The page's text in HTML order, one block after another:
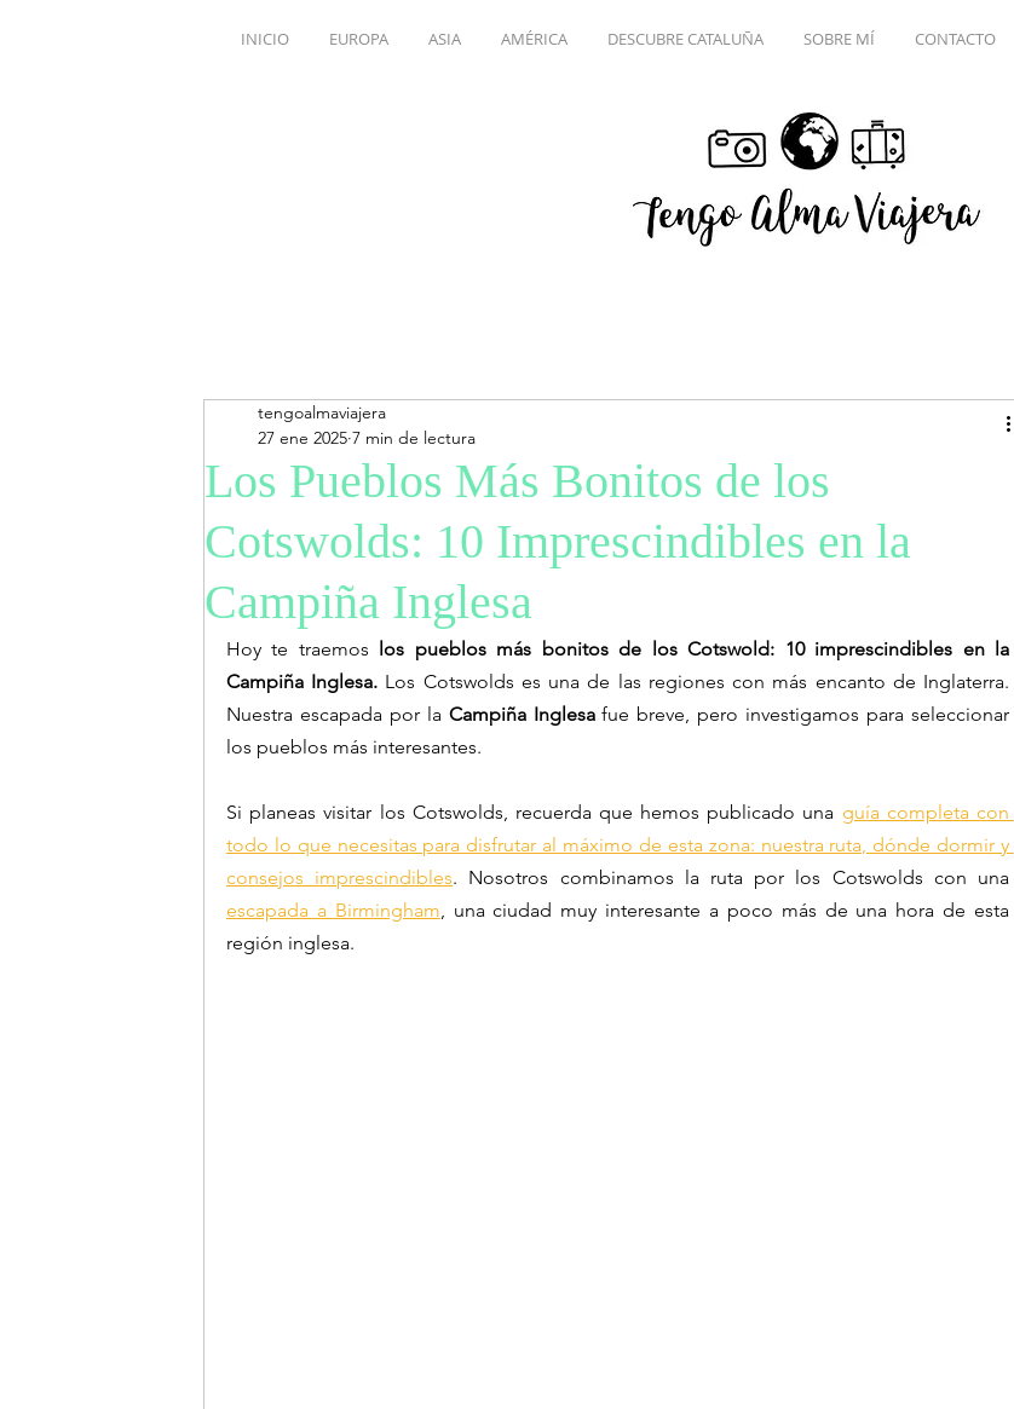
INICIO EUROPA ASIA AMÉRICA DESCUBRE CATALUÑA SOBRE MÍ CONTACTO
Los Pueblos Más Bonitos de los
Cotswolds: 10 Imprescindibles en la
Campiña Inglesa
tengoalmaviajera
27 ene 2025 7 min de lectura
Hoy te traemos los pueblos más bonitos de los Cotswold: 10 imprescindibles en la
Campiña Inglesa. Los Cotswolds es una de las regiones con más encanto de Inglaterra.
Nuestra escapada por la Campiña Inglesa fue breve, pero investigamos para seleccionar
los pueblos más interesantes.
Si planeas visitar los Cotswolds, recuerda que hemos publicado una guía completa con
todo lo que necesitas para disfrutar al máximo de esta zona: nuestra ruta, dónde dormir y
consejos imprescindibles
escapada a Birmingham, una ciudad muy interesante a poco más de una hora de esta
región inglesa.